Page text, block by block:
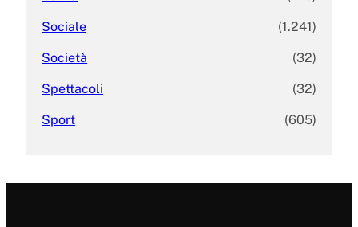
Sociale (1.241)
Società (32)
Spettacoli (32)
Sport (605)